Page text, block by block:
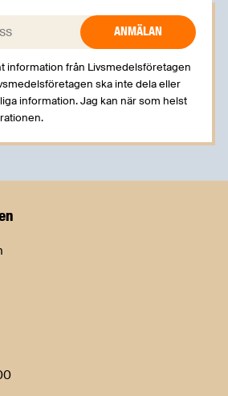
information från Livsmedelsföretagen
ska inte dela eller
information. Jag kan när som helst